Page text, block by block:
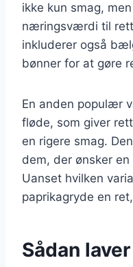
ikke kun smag,
næringsværdi til
inkluderer også
bønner for at gøre
En anden populær
fløde, som giver
en rigere smag.
dem, der ønsker
Uanset hvilken
paprikagryde en
Sådan